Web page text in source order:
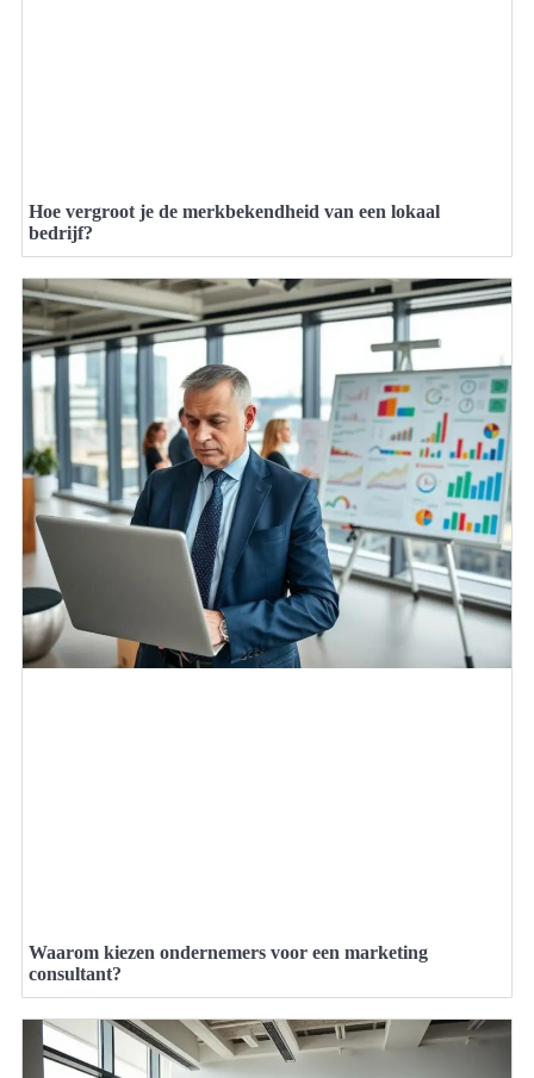
Hoe vergroot je de merkbekendheid van een lokaal
bedrijf?
Waarom kiezen ondernemers voor een marketing
consultant?